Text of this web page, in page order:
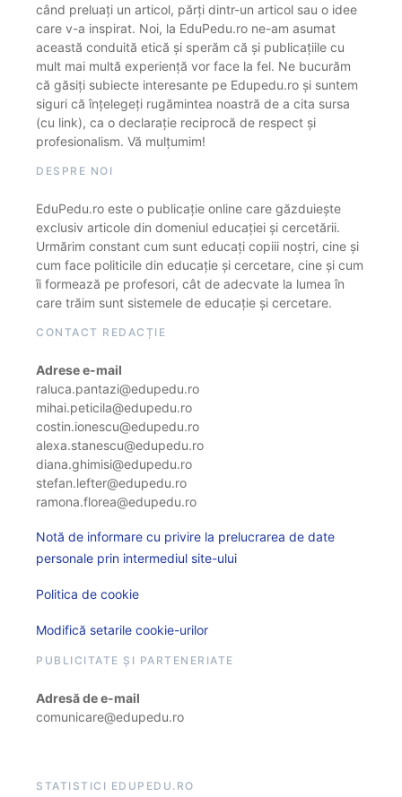
când preluați un articol, părți dintr-un articol sau o idee
care v-a inspirat. Noi, la EduPedu.ro ne-am asumat
această conduită etică și sperăm că și publicațiile cu
mult mai multă experiență vor face la fel. Ne bucurăm
că găsiți subiecte interesante pe Edupedu.ro și suntem
siguri că înțelegeți rugămintea noastră de a cita sursa
(cu link), ca o declarație reciprocă de respect și
profesionalism. Vă mulțumim!
DESPRE NOI
EduPedu.ro este o publicație online care găzduiește
exclusiv articole din domeniul educației și cercetării.
Urmărim constant cum sunt educați copiii noștri, cine și
cum face politicile din educație și cercetare, cine și cum
îi formează pe profesori, cât de adecvate la lumea în
care trăim sunt sistemele de educație și cercetare.
CONTACT REDACȚIE
Adrese e-mail
raluca.pantazi@edupedu.ro
mihai.peticila@edupedu.ro
costin.ionescu@edupedu.ro
alexa.stanescu@edupedu.ro
diana.ghimisi@edupedu.ro
stefan.lefter@edupedu.ro
ramona.florea@edupedu.ro
Notă de informare cu privire la prelucrarea de date
personale prin intermediul site-ului
Politica de cookie
Modifică setarile cookie-urilor
PUBLICITATE ȘI PARTENERIATE
Adresă de e-mail
comunicare@edupedu.ro
STATISTICI EDUPEDU.RO